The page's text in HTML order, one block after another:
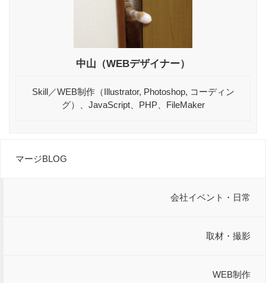
マージBLOG
会社イベント・日常
取材・撮影
WEB制作
中山（WEBデザイナー）
Skill／WEB制作（Illustrator, Photoshop, コーディン
グ）、JavaScript、PHP、FileMaker